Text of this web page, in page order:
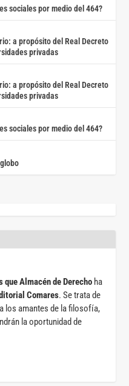
sociales por medio del 464?
a propósito del Real Decreto
privadas
a propósito del Real Decreto
privadas
sociales por medio del 464?
Almacén de Derecho ha
Comares. Se trata de
los amantes de la filosofía,
la oportunidad de